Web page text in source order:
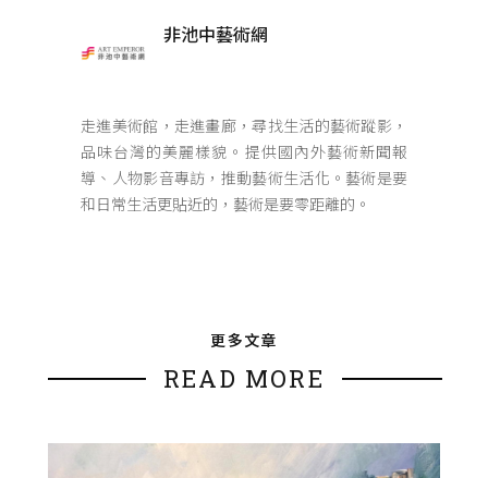
非池中藝術網
走進美術館，走進畫廊，尋找生活的藝術蹤影，
品味台灣的美麗樣貌。提供國內外藝術新聞報
導、人物影音專訪，推動藝術生活化。藝術是要
和日常生活更貼近的，藝術是要零距離的。
更多文章
READ MORE